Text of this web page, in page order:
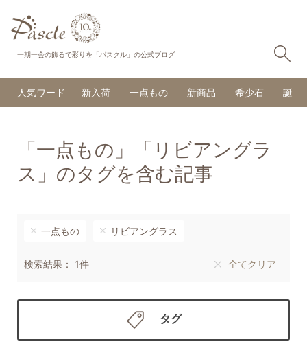
一期一会の飾るで彩りを「パスクル」の公式ブログ
人気ワード 新入荷 一点もの 新商品 希少石 誕生
「一点もの」「リビアングラ
ス」のタグを含む記事
一点もの リビアングラス
検索結果： 1件 全てクリア
タグ